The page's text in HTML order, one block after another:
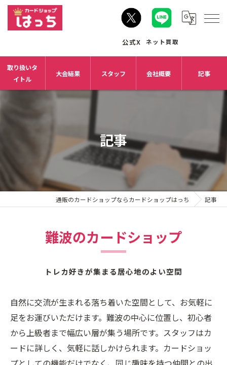
取り扱いタ
イトル
大会結果 スタッフ 会社概要 記事
記事
通販のカードショップならカードショップはっち 記事
難波のカードショップ
トレカ好きが集まる居心地のよい空間
自然に交流が生まれる落ち着いた空間として、お気軽に
足をお運びいただけます。難波の中心に位置し、初心者
から上級者まで幅広い層が集う場所です。スタッフはカ
ードに詳しく、気軽に話しかけられます。カードショッ